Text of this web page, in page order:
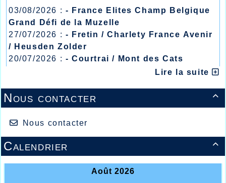
03/08/2026 : - France Elites Champ Belgique
Grand Défi de la Muzelle
27/07/2026 : - Fretin / Charlety France Avenir
/ Heusden Zolder
20/07/2026 : - Courtrai / Mont des Cats
- Lyon / Meeting Abeilles /Lire la suite

Nous contacter
Nous contacter

Calendrier
Les Halluinois à Nogent
Halluinois où seul deux déplacements devaient
Tout d’abord à Nogent sur Oise où 3 athlètes
qui gagnait sa finale en 8.74 après avoir couru en